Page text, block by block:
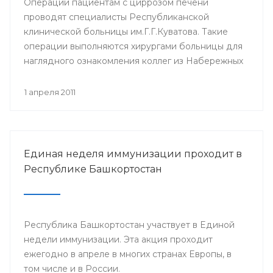
Операции пациентам с циррозом печени
проводят специалисты Республиканской
клинической больницы им.Г.Г.Куватова. Такие
операции выполняются хирургами больницы для
наглядного ознакомления коллег из Набережных
вмешательствами.
1 апреля 2011
Единая неделя иммунизации проходит в
Республике Башкортостан
Республика Башкортостан участвует в Единой
недели иммунизации. Эта акция проходит
ежегодно в апреле в многих странах Европы, в
том числе и в России.